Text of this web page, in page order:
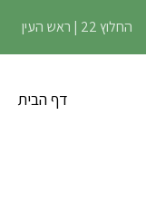
החלוץ 22 | ראש העין
דף הבית